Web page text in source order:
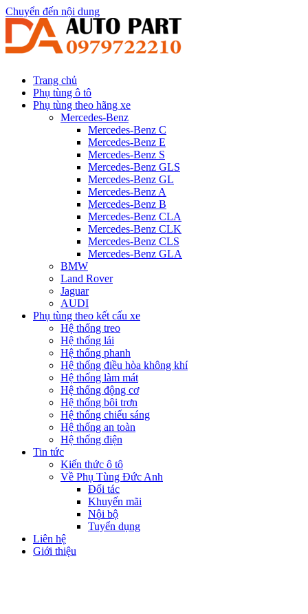
Chuyển đến nội dung
Trang chủ
Phụ tùng ô tô
Phụ tùng theo hãng xe
Mercedes-Benz
Mercedes-Benz C
Mercedes-Benz E
Mercedes-Benz S
Mercedes-Benz GLS
Mercedes-Benz GL
Mercedes-Benz A
Mercedes-Benz B
Mercedes-Benz CLA
Mercedes-Benz CLK
Mercedes-Benz CLS
Mercedes-Benz GLA
BMW
Land Rover
Jaguar
AUDI
Phụ tùng theo kết cấu xe
Hệ thống treo
Hệ thống lái
Hệ thống phanh
Hệ thống điều hòa không khí
Hệ thống làm mát
Hệ thống động cơ
Hệ thống bôi trơn
Hệ thống chiếu sáng
Hệ thống an toàn
Hệ thống điện
Tin tức
Kiến thức ô tô
Về Phụ Tùng Đức Anh
Đối tác
Khuyến mãi
Nội bộ
Tuyển dụng
Liên hệ
Giới thiệu